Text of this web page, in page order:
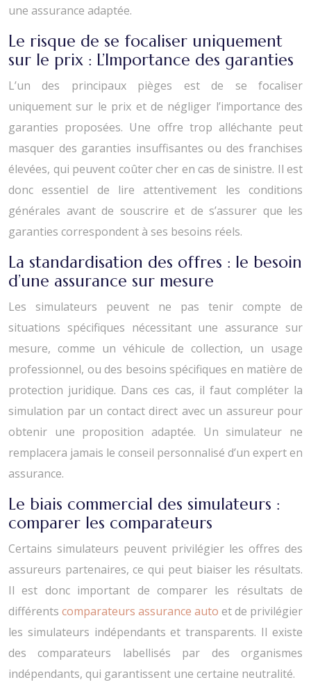
une assurance adaptée.
Le risque de se focaliser uniquement
sur le prix : L’Importance des garanties
L’un des principaux pièges est de se focaliser
uniquement sur le prix et de négliger l’importance des
garanties proposées. Une offre trop alléchante peut
masquer des garanties insuffisantes ou des franchises
élevées, qui peuvent coûter cher en cas de sinistre. Il est
donc essentiel de lire attentivement les conditions
générales avant de souscrire et de s’assurer que les
garanties correspondent à ses besoins réels.
La standardisation des offres : le besoin
d’une assurance sur mesure
Les simulateurs peuvent ne pas tenir compte de
situations spécifiques nécessitant une assurance sur
mesure, comme un véhicule de collection, un usage
professionnel, ou des besoins spécifiques en matière de
protection juridique. Dans ces cas, il faut compléter la
simulation par un contact direct avec un assureur pour
obtenir une proposition adaptée. Un simulateur ne
remplacera jamais le conseil personnalisé d’un expert en
assurance.
Le biais commercial des simulateurs :
comparer les comparateurs
Certains simulateurs peuvent privilégier les offres des
assureurs partenaires, ce qui peut biaiser les résultats.
Il est donc important de comparer les résultats de
différents comparateurs assurance auto et de privilégier
les simulateurs indépendants et transparents. Il existe
des comparateurs labellisés par des organismes
indépendants, qui garantissent une certaine neutralité.